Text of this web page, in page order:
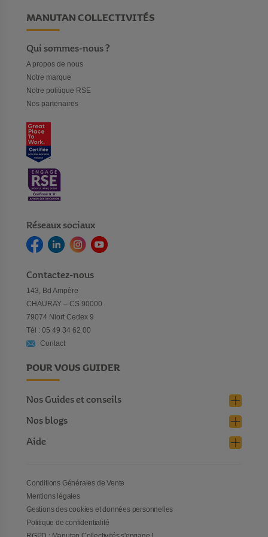
MANUTAN COLLECTIVITÉS
Qui sommes-nous ?
A propos de nous
Notre marque
Notre politique RSE
Nos partenaires
Réseaux sociaux
Contactez-nous
143, Bd Ampère
CHAURAY – CS 90000
79074 Niort Cedex 9
Tél : 05 49 34 62 00
Contact
POUR VOUS GUIDER
Nos Guides et conseils
Nos blogs
Aide
Conditions Générales de Vente
Mentions légales
Gestions des cookies et données personnelles
Politique de confidentialité